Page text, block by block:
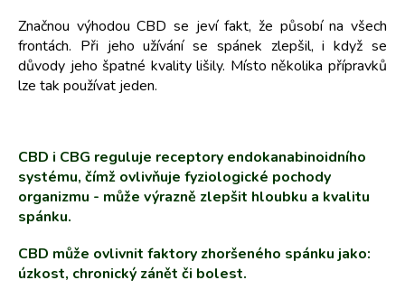
Značnou výhodou CBD se jeví fakt, že působí na všech
frontách. Při jeho užívání se spánek zlepšil, i když se
důvody jeho špatné kvality lišily. Místo několika přípravků
lze tak používat jeden.
CBD i CBG reguluje receptory endokanabinoidního
systému, čímž ovlivňuje fyziologické pochody
organizmu - může výrazně zlepšit hloubku a kvalitu
spánku.
CBD může ovlivnit faktory zhoršeného spánku jako:
úzkost, chronický zánět či bolest.